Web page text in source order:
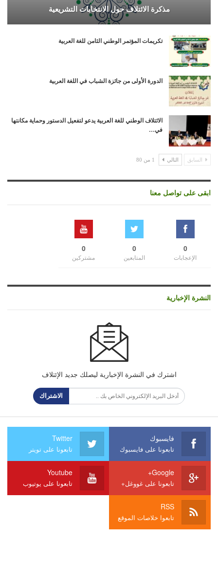
مذكرة الائتلاف حول الانتخابات التشريعية
تكريمات المؤتمر الوطني الثامن للغة العربية
الدورة الأولى من جائزة الشباب في اللغة العربية
الائتلاف الوطني للغة العربية يدعو لتفعيل الدستور وحماية مكانتها
في…
السابق التالي 1 من 80
ابقى على تواصل معنا
0
الإعجابات
0
المتابعين
0
مشتركين
النشرة الإخبارية
اشترك في النشرة الإخبارية ليصلك جديد الإئتلاف
الاشتراك
فايسبوك
تابعونا على فايسبوك
Twitter
تابعونا على تويتر
Google+
تابعونا على غووغل+
Youtube
تابعونا على يوتيوب
RSS
تابعوا خلاصات الموقع